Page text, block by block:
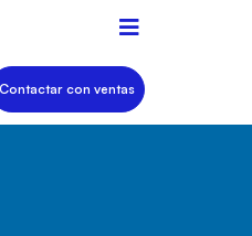
Contactar con ventas